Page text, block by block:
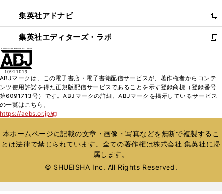
開
く
ウ
で
開
く
ン
ド
ウ
で
ウ
ィ
ン
ド
く
集英社アドナビ
新
し
い
ド
ウ
で
集英社エディターズ・ラボ
新
ィ
ン
開
く
ABJマークは、この電子書店・電子書籍配信サービスが、著作権者からコンテ
ンツ使用許諾を得た正規版配信サービスであることを示す登録商標（登録番号
第6091713号）です。ABJマークの詳細、ABJマークを掲示しているサービス
の一覧はこちら。
https://aebs.or.jp/
新
い
ィ
ウ
本ホームページに記載の文章・画像・写真などを無断で複製するこ
とは法律で禁じられています。全ての著作権は株式会社 集英社に帰
属します。
© SHUEISHA Inc. All Rights Reserved.